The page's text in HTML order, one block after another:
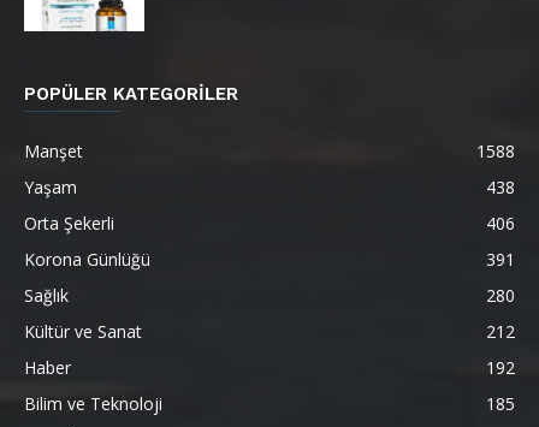
POPÜLER KATEGORİLER
Manşet
1588
Yaşam
438
Orta Şekerli
406
Korona Günlüğü
391
Sağlık
280
Kültür ve Sanat
212
Haber
192
Bilim ve Teknoloji
185